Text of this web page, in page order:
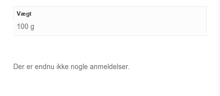
Vægt
100 g
Der er endnu ikke nogle anmeldelser.